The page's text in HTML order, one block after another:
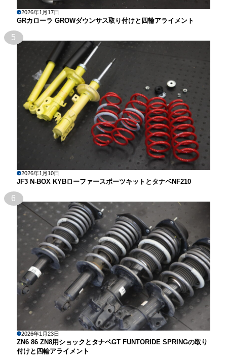
2026年1月17日
GRカローラ GROWダウンサス取り付けと四輪アライメント
5
2026年1月10日
JF3 N-BOX KYBローファースポーツキットとタナベNF210
6
2026年1月23日
ZN6 86 ZN8用ショックとタナベGT FUNTORIDE SPRINGの取り
付けと四輪アライメント